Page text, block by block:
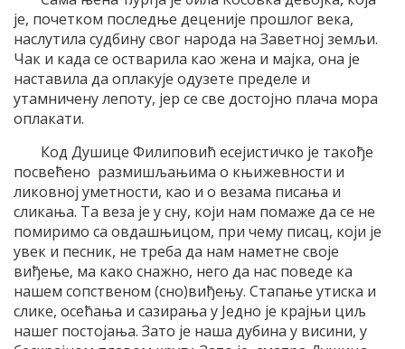
је, почетком последње деценије прошлог века,
наслутила судбину свог народа на Заветној земљи.
Чак и када се остварила као жена и мајка, она је
наставила да оплакује одузете пределе и
утамничену лепоту, јер се све достојно плача мора
оплакати.
Код Душице Филиповић есејистичко је такође
посвећено размишљањима о књижевности и
ликовној уметности, као и о везама писања и
сликања. Та веза је у сну, који нам помаже да се не
помиримо са овдашњицом, при чему писац, који је
увек и песник, не треба да нам наметне своје
виђење, ма како снажно, него да нас поведе ка
нашем сопственом (сно)виђењу. Стапање утиска и
слике, осећања и сазирања у Једно је крајњи циљ
нашег постојања. Зато је наша дубина у висини, у